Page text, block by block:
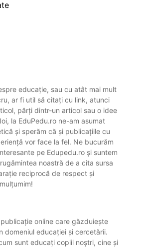
educație, sau cu atât mai mult
ar fi util să citați cu link, atunci
părți dintr-un articol sau o idee
la EduPedu.ro ne-am asumat
și sperăm că și publicațiile cu
vor face la fel. Ne bucurăm
pe Edupedu.ro și suntem
noastră de a cita sursa
reciprocă de respect și
online care găzduiește
domeniul educației și cercetării.
sunt educați copiii noștri, cine și